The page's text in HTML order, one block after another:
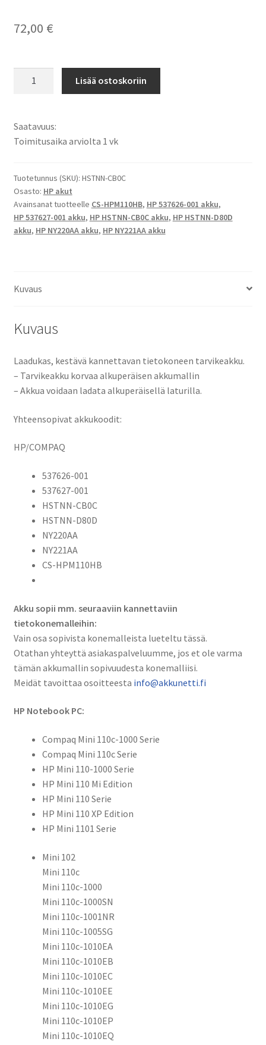
72,00 €
110c-
1000,
Mini
110c,
HP
Mini
110-
Edition,
Mini
110,
HP
110
Edition,
1101,
CQ10-
Sarjat
10,8V
4600mAh
49,7Wh
/
HP
537626-
537627-
HSTNN-
CB0C,
HSTNN-
D80D,
NY220AA,
NY221AA,
määrä
Lisää ostoskoriin
Saatavuus:
Toimitusaika arviolta 1 vk
Tuotetunnus (SKU): HSTNN-CB0C
Osasto: HP akut
Avainsanat tuotteelle CS-HPM110HB, HP 537626-001 akku,
HP 537627-001 akku, HP HSTNN-CB0C akku, HP HSTNN-D80D
akku, HP NY220AA akku, HP NY221AA akku
Kuvaus
Kuvaus
Laadukas, kestävä kannettavan tietokoneen tarvikeakku.
– Tarvikeakku korvaa alkuperäisen akkumallin
– Akkua voidaan ladata alkuperäisellä laturilla.
Yhteensopivat akkukoodit:
HP/COMPAQ
537626-001
537627-001
HSTNN-CB0C
HSTNN-D80D
NY220AA
NY221AA
CS-HPM110HB
Akku sopii mm. seuraaviin kannettaviin
tietokonemalleihin:
Vain osa sopivista konemalleista lueteltu tässä.
Otathan yhteyttä asiakaspalveluumme, jos et ole varma
tämän akkumallin sopivuudesta konemalliisi.
Meidät tavoittaa osoitteesta info@akkunetti.fi
HP Notebook PC:
Compaq Mini 110c-1000 Serie
Compaq Mini 110c Serie
HP Mini 110-1000 Serie
HP Mini 110 Mi Edition
HP Mini 110 Serie
HP Mini 110 XP Edition
HP Mini 1101 Serie
Mini 102
Mini 110c
Mini 110c-1000
Mini 110c-1000SN
Mini 110c-1001NR
Mini 110c-1005SG
Mini 110c-1010EA
Mini 110c-1010EB
Mini 110c-1010EC
Mini 110c-1010EE
Mini 110c-1010EG
Mini 110c-1010EP
Mini 110c-1010EQ